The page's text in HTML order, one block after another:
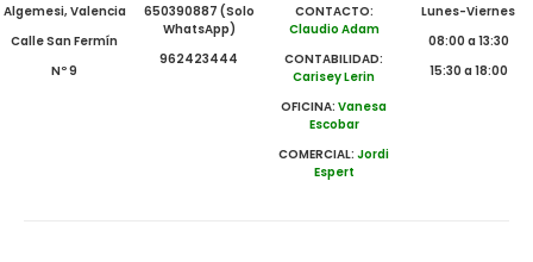
Algemesi, Valencia
Calle San Fermín
Nº 9
650390887 (Solo
WhatsApp)
962423444
CONTACTO:
Claudio Adam
CONTABILIDAD:
Carisey Lerin
OFICINA:Vanesa
Escobar
COMERCIAL:Jordi
Espert
Lunes-Viernes
08:00 a 13:30
15:30 a 18:00